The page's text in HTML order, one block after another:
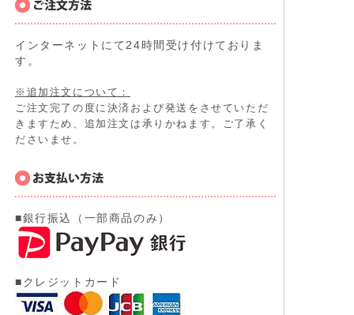
インターネットにて24時間受け付けておりま
す。
※追加注文について：
ご注文完了の度に決済および発送をさせていただ
きますため、追加注文は承りかねます。ご了承く
ださいませ。
■銀行振込（一部商品のみ）
■クレジットカード